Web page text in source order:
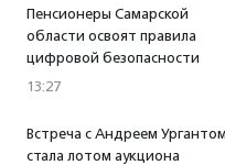
Пенсионеры Самарской
области освоят правила
цифровой безопасности
13:27
Встреча с Андреем Ургантом
стала лотом аукциона